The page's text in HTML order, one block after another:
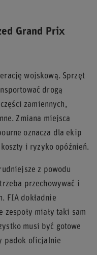
Grand Prix
wojskową. Sprzęt
drogą
zamiennych,
Zmiana miejsca
oznacza dla ekip
i ryzyko opóźnień.
z powodu
przechowywać i
FIA dokładnie
zespoły miały taki sam
musi być gotowe
padok oficjalnie